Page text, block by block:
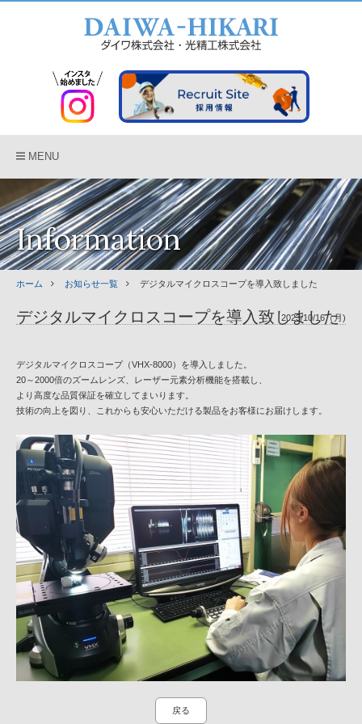
MENU
Information
ホーム お知らせ一覧 デジタルマイクロスコープを導入致しました
デジタルマイクロスコープを導入致しました
2023/10/16（月)
デジタルマイクロスコープ（VHX-8000）を導入しました。
20～2000倍のズームレンズ、レーザー元素分析機能を搭載し、
より高度な品質保証を確立してまいります。
技術の向上を図り、これからも安心いただける製品をお客様にお届けします。
戻る